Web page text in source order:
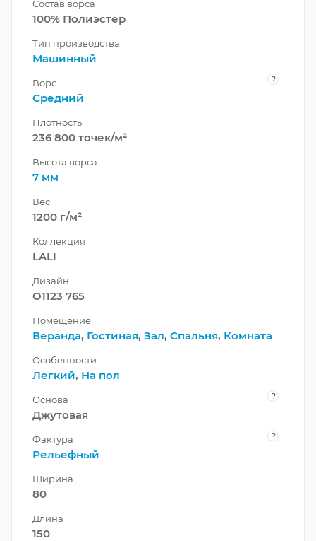
Состав ворса
100% Полиэстер
Тип производства
Машинный
Ворс ?
Средний
Плотность
236 800 точек/м²
Высота ворса
7 мм
Вес
1200 г/м²
Коллекция
LALI
Дизайн
O1123 765
Помещение
Веранда, Гостиная, Зал, Спальня, Комната
Особенности
Легкий, На пол
Основа ?
Джутовая
Фактура ?
Рельефный
Ширина
80
Длина
150